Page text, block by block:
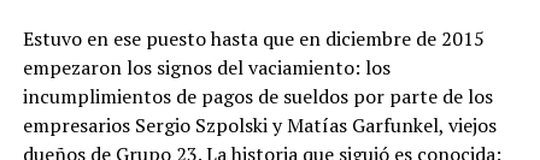
Estuvo en ese puesto hasta que en diciembre de 2015
empezaron los signos del vaciamiento: los
incumplimientos de pagos de sueldos por parte de los
empresarios Sergio Szpolski y Matías Garfunkel, viejos
dueños de Grupo 23. La historia que siguió es conocida: